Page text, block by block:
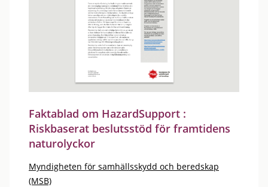
Faktablad om HazardSupport :
Riskbaserat beslutsstöd för framtidens
naturolyckor
Myndigheten för samhällsskydd och beredskap
(MSB)